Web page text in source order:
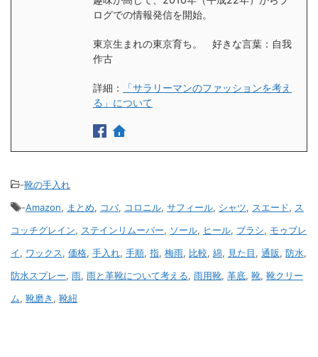
ログでの情報発信を開始。
東京生まれの東京育ち。 好きな言葉：自我
作古
詳細：
「サラリーマンのファッションを考え
る」について
-靴の手入れ
-Amazon, まとめ, コバ, コロニル, サフィール, シャツ, スエード, ス
コッチグレイン, ステインリムーバー, ソール, ヒール, ブラシ, モゥブレ
イ, ワックス, 価格, 手入れ, 手順, 指, 梅雨, 比較, 綿, 見た目, 通販, 防水,
防水スプレー, 雨, 雨と革靴について考える, 雨用靴, 革底, 靴, 靴クリー
ム, 靴磨き , 靴紐